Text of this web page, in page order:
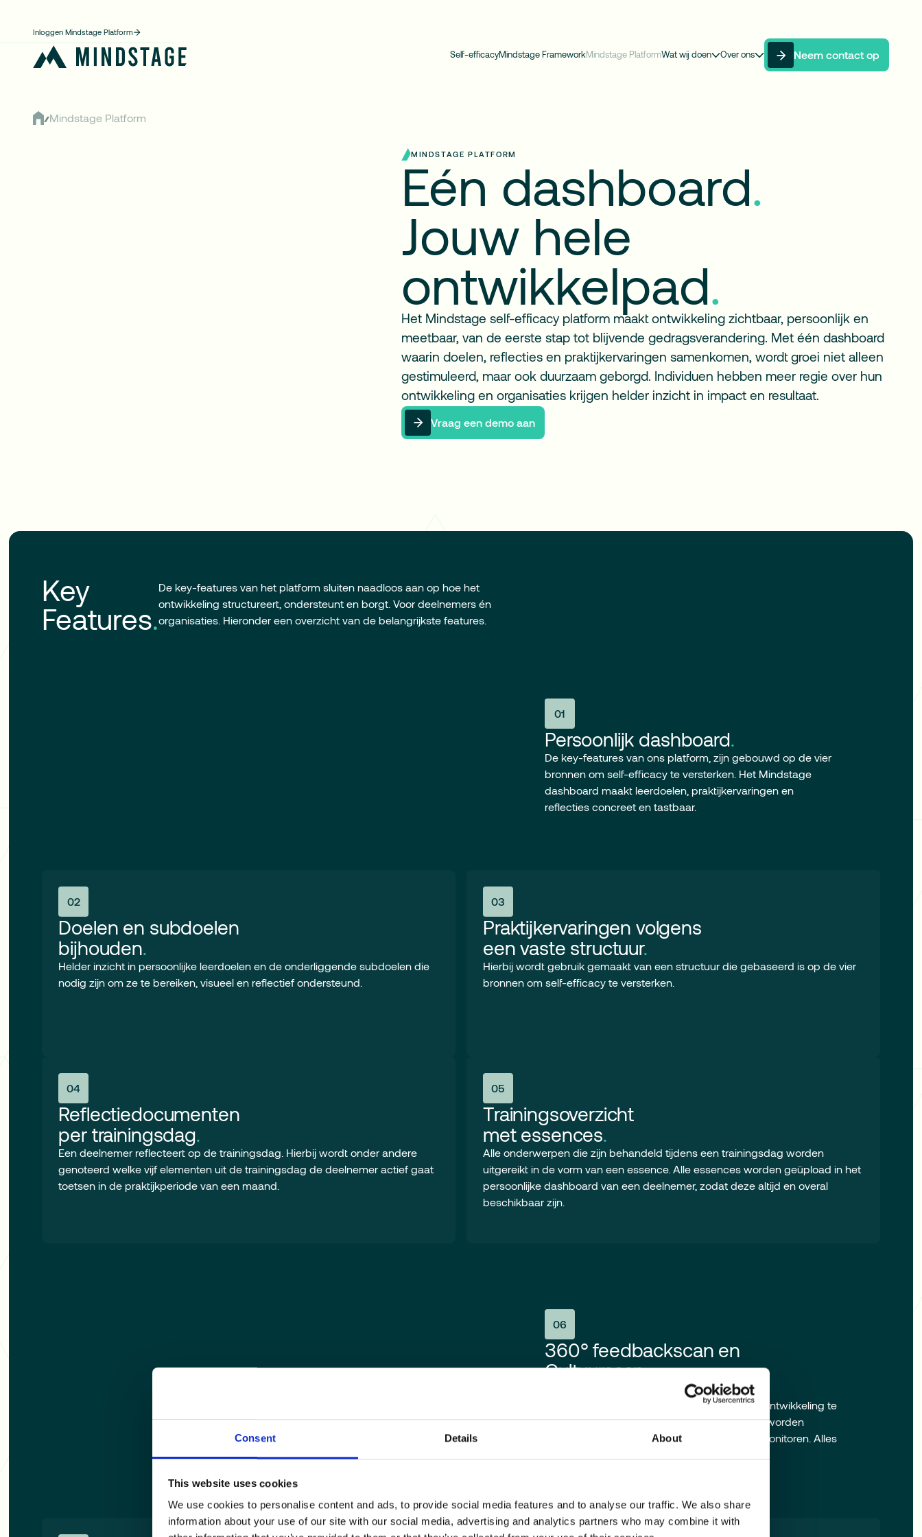
Consent Details About
This website uses cookies
We use cookies to personalise content and ads, to provide social media features and to analyse our traffic. We also share
information about your use of our site with our social media, advertising and analytics partners who may combine it with
Inloggen Mindstage Platform
Self-efficacyMindstage FrameworkMindstage PlatformWat wij doen Over ons
Neem contact op
Neem contact op
Mindstage Platform
MINDSTAGE PLATFORM
Eén dashboard.
Jouw hele
ontwikkelpad.
Het Mindstage self-efficacy platform maakt ontwikkeling zichtbaar, persoonlijk en
meetbaar, van de eerste stap tot blijvende gedragsverandering. Met één dashboard
waarin doelen, reflecties en praktijkervaringen samenkomen, wordt groei niet alleen
gestimuleerd, maar ook duurzaam geborgd. Individuen hebben meer regie over hun
ontwikkeling en organisaties krijgen helder inzicht in impact en resultaat.
Vraag een demo aan
Vraag een demo aan
Key
Features.
De key-features van het platform sluiten naadloos aan op hoe het
ontwikkeling structureert, ondersteunt en borgt. Voor deelnemers én
organisaties. Hieronder een overzicht van de belangrijkste features.
01
Persoonlijk dashboard.
De key-features van ons platform, zijn gebouwd op de vier
bronnen om self-efficacy te versterken. Het Mindstage
dashboard maakt leerdoelen, praktijkervaringen en
reflecties concreet en tastbaar.
02
Doelen en subdoelen
bijhouden.
Helder inzicht in persoonlijke leerdoelen en de onderliggende subdoelen die
nodig zijn om ze te bereiken, visueel en reflectief ondersteund.
03
Praktijkervaringen volgens
een vaste structuur.
Hierbij wordt gebruik gemaakt van een structuur die gebaseerd is op de vier
bronnen om self-efficacy te versterken.
04
Reflectiedocumenten
per trainingsdag.
Een deelnemer reflecteert op de trainingsdag. Hierbij wordt onder andere
genoteerd welke vijf elementen uit de trainingsdag de deelnemer actief gaat
toetsen in de praktijkperiode van een maand.
05
Trainingsoverzicht
met essences.
Alle onderwerpen die zijn behandeld tijdens een trainingsdag worden
uitgereikt in de vorm van een essence. Alle essences worden geüpload in het
persoonlijke dashboard van een deelnemer, zodat deze altijd en overal
beschikbaar zijn.
06
360° feedbackscan en
Cultuurscan.
Mindstage maakt gebruik van verschillende
meetinstrumenten om de actuele situatie en ontwikkeling te
meten. De Mindstage cultuurscan kan breed worden
ingezet om belangrijke cultuurelementen te monitoren. Alles